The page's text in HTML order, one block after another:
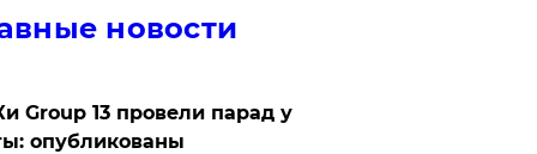
новости
Group 13 провели парад у
опубликованы